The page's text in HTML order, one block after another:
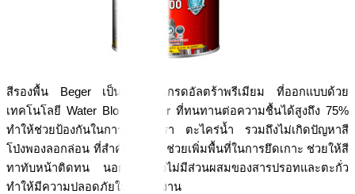
สีรองพื้น Beger เป็นสีรองพื้นเกรดอัลตร้าพรีเมียม ที่ออกแบบด้วย
เทคโนโลยี Water Block Power ที่ทนทานต่อความชื้นได้สูงถึง 75%
ทำให้ช่วยป้องกันในการเกิดเชื้อรา ตะไคร่น้ำ รวมถึงไม่เกิดปัญหาสี
โป่งพองลอกล่อน ที่สำคัญเป็นสีที่ช่วยเพิ่มพื้นที่ในการยึดเกาะ ช่วยให้สี
ทาทับหน้าติดทน นอกจากนี้ยังไม่มีส่วนผสมของสารปรอทและตะกั่ว
ทำให้มีความปลอดภัยในการใช้งาน